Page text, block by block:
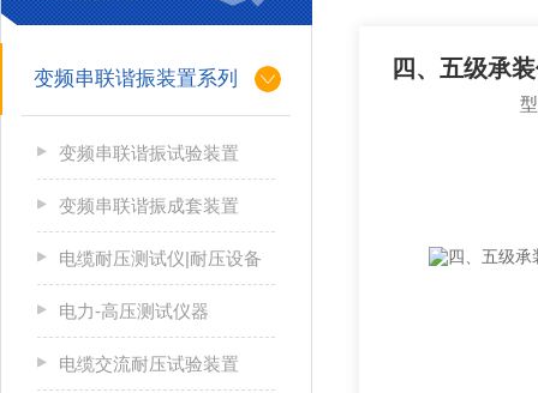
变频串联谐振装置系列
变频串联谐振试验装置
变频串联谐振成套装置
电缆耐压测试仪|耐压设备
电力-高压测试仪器
电缆交流耐压试验装置
四、五级承